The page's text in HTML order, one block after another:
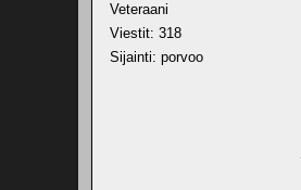
Veteraani
Viestit: 318
Sijainti: porvoo